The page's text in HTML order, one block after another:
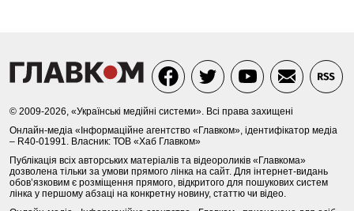
© 2009-2026, «Українські медійні системи». Всі права захищені
Онлайн-медіа «Інформаційне агентство «Главком», ідентифікатор медіа
– R40-01991. Власник: ТОВ «Хаб Главком»
Публікація всіх авторських матеріалів та відеороликів «Главкома»
дозволена тільки за умови прямого лінка на сайт. Для інтернет-видань
обов’язковим є розміщення прямого, відкритого для пошукових систем
лінка у першому абзаці на конкретну новину, статтю чи відео.